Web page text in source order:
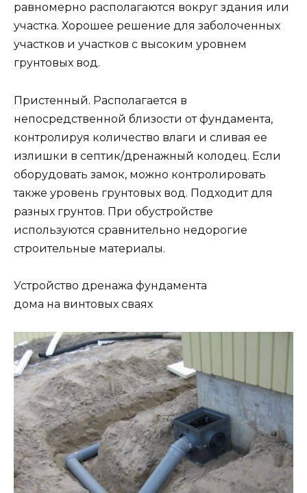
равномерно располагаются вокруг здания или
участка. Хорошее решение для заболоченных
участков и участков с высоким уровнем
грунтовых вод.
Пристенный. Располагается в
непосредственной близости от фундамента,
контролируя количество влаги и сливая ее
излишки в септик/дренажный колодец. Если
оборудовать замок, можно контролировать
также уровень грунтовых вод. Подходит для
разных грунтов. При обустройстве
используются сравнительно недорогие
строительные материалы.
Устройство дренажа фундамента
дома на винтовых сваях